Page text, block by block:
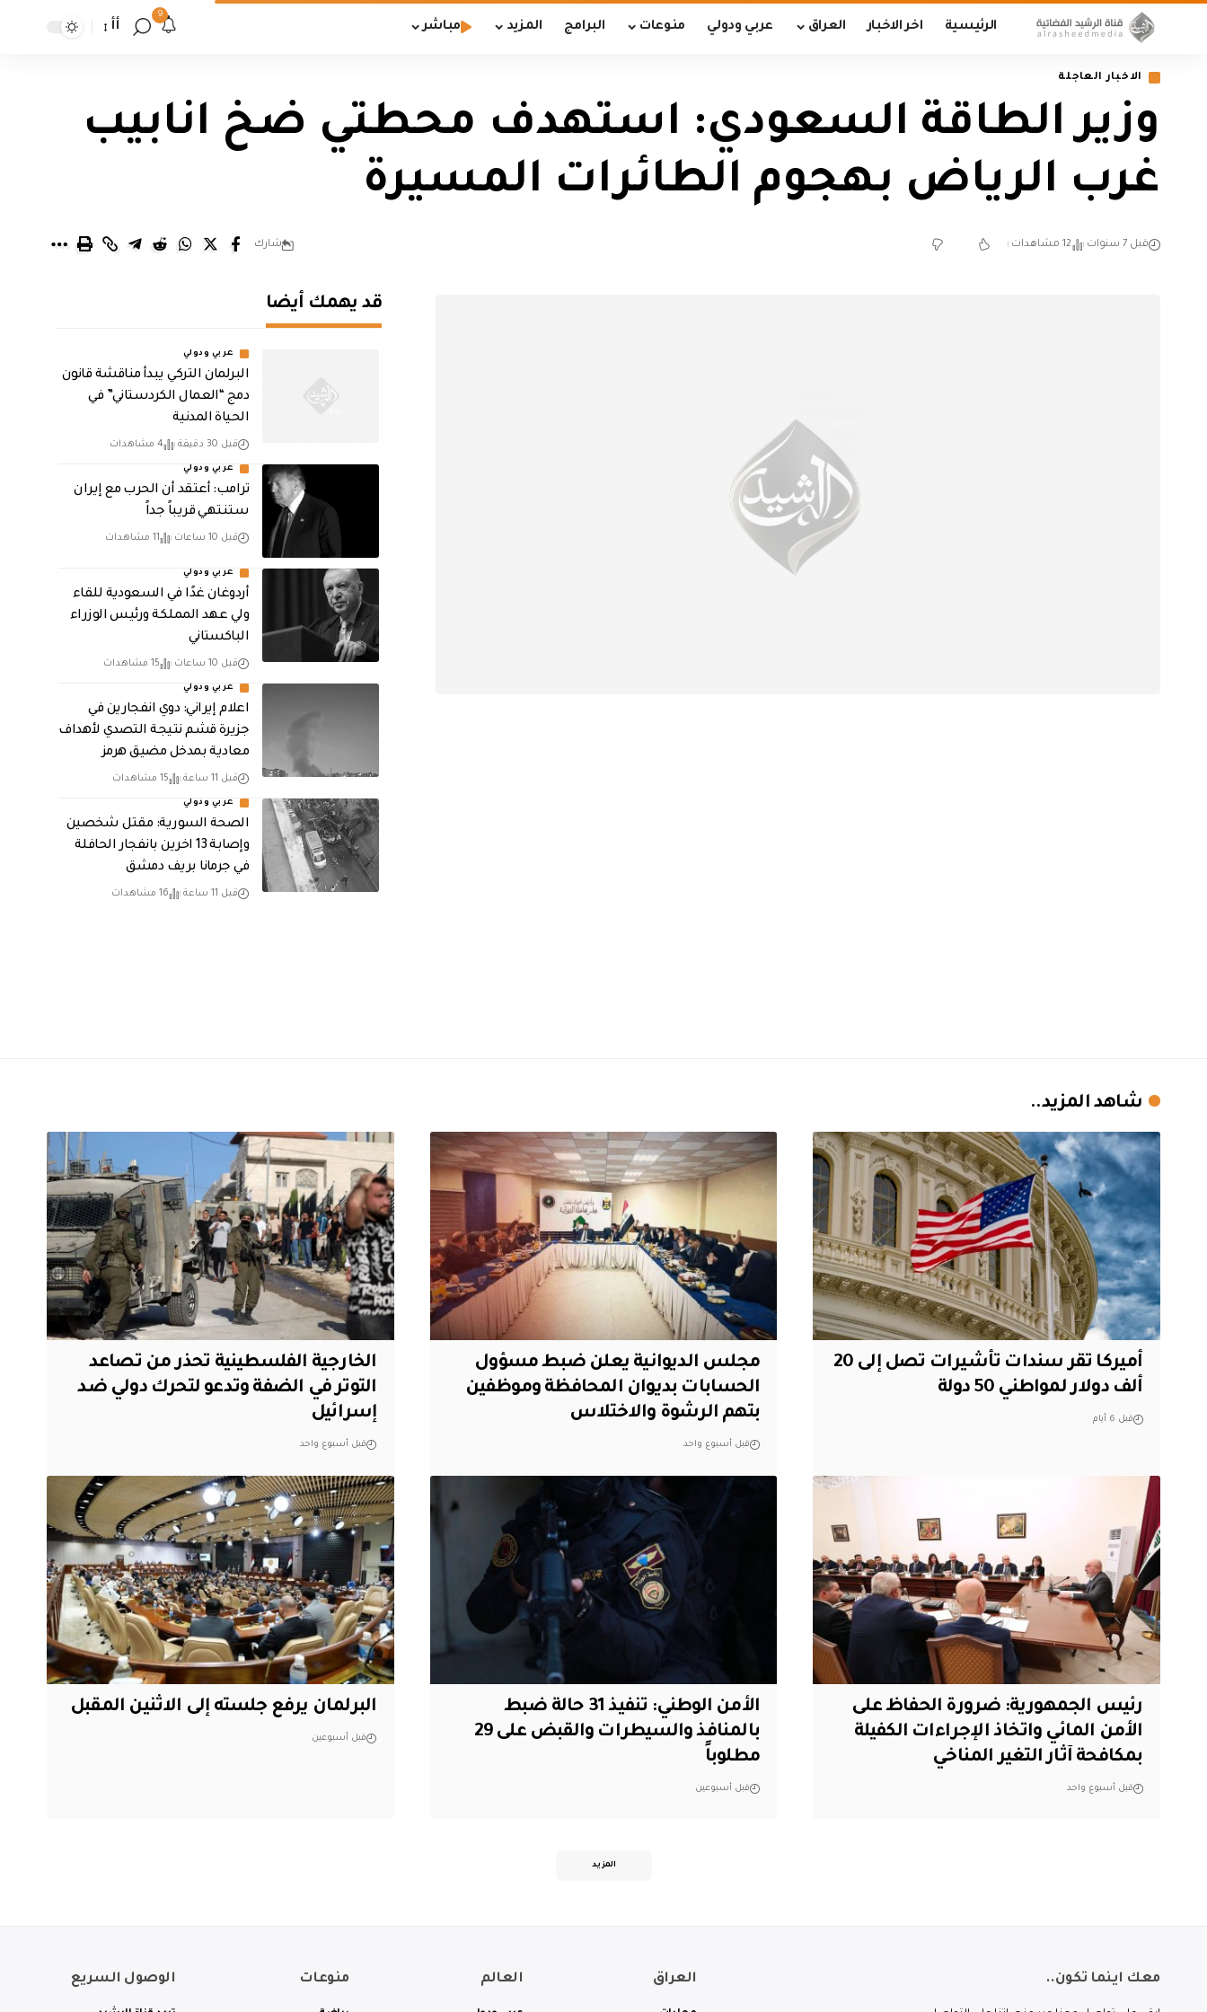
الرئيسية اخر الاخبار العراق عربي ودولي منوعات البرامج المزيد مباشر
9
أأ
الاخبار العاجلة
وزير الطاقة السعودي: استهدف محطتي ضخ انابيب
غرب الرياض بهجوم الطائرات المسيرة
قبل 7 سنوات 12 مشاهدات شارك
قد يهمك أيضا
عربي ودولي
البرلمان التركي يبدأ مناقشة قانون
دمج “العمال الكردستاني” في
الحياة المدنية
قبل 30 دقيقة 4 مشاهدات
عربي ودولي
‏ترامب: أعتقد أن الحرب مع إيران
ستنتهي قريباً جداً
قبل 10 ساعات 11 مشاهدات
عربي ودولي
أردوغان غدًا في السعودية للقاء
ولي عهد المملكة ورئيس الوزراء
الباكستاني
قبل 10 ساعات 15 مشاهدات
عربي ودولي
اعلام إيراني: دوي انفجارين في
جزيرة قشم نتيجة التصدي لأهداف
معادية بمدخل مضيق هرمز
قبل 11 ساعة 15 مشاهدات
عربي ودولي
الصحة السورية: مقتل شخصين
وإصابة 13 اخرين بانفجار الحافلة
في جرمانا بريف دمشق
قبل 11 ساعة 16 مشاهدات
شاهد المزيد..
أميركا تقر سندات تأشيرات تصل إلى 20
ألف دولار لمواطني 50 دولة
قبل 6 أيام
مجلس الديوانية يعلن ضبط مسؤول
الحسابات بديوان المحافظة وموظفين
بتهم الرشوة والاختلاس
قبل أسبوع واحد
الخارجية الفلسطينية تحذر من تصاعد
التوتر في الضفة وتدعو لتحرك دولي ضد
إسرائيل
قبل أسبوع واحد
رئيس الجمهورية: ضرورة الحفاظ على
الأمن المائي واتخاذ الإجراءات الكفيلة
بمكافحة آثار التغير المناخي
قبل أسبوع واحد
الأمن الوطني: تنفيذ 31 حالة ضبط
بالمنافذ والسيطرات والقبض على 29
مطلوباً
قبل أسبوعين
البرلمان يرفع جلسته إلى الاثنين المقبل
قبل أسبوعين
المزيد
معك اينما تكون.. العراق العالم منوعات الوصول السريع